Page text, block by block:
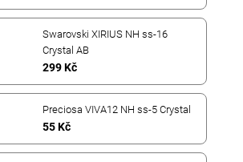
Swarovski XIRIUS NH ss-16
Crystal AB
299 Kč
Preciosa VIVA12 NH ss-5 Crystal
55 Kč